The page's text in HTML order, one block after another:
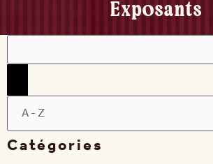
Exposants
Filtres
Catégories